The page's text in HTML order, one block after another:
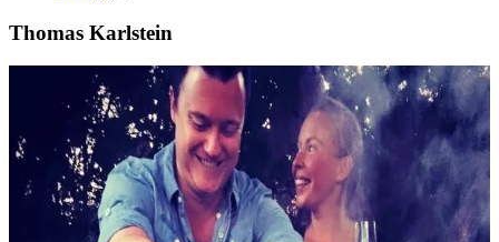
Thomas Karlstein